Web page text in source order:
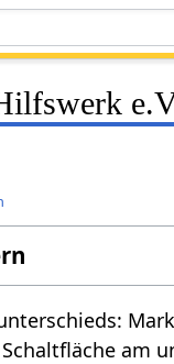
am